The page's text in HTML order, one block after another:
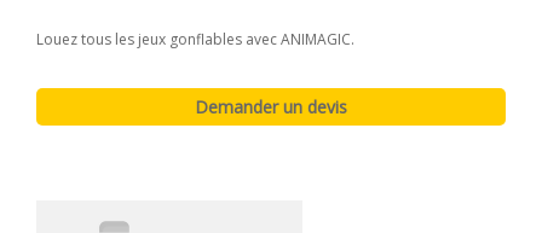
Louez tous les jeux gonflables avec ANIMAGIC.